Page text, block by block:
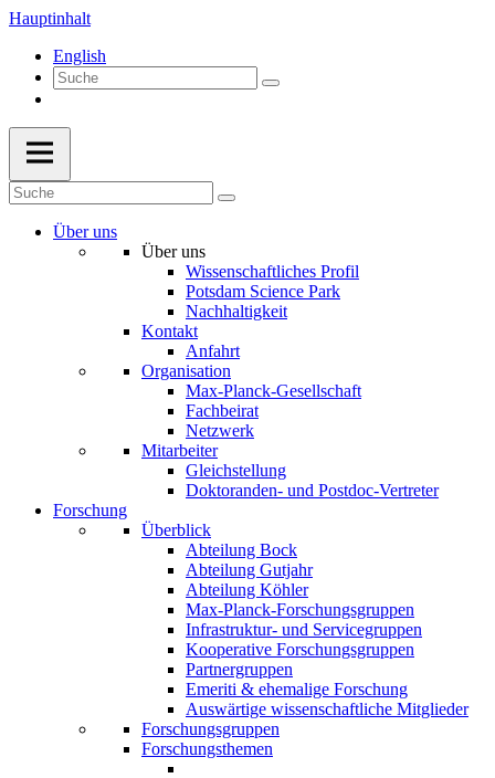
Hauptinhalt
English
Über uns
Über uns
Wissenschaftliches Profil
Potsdam Science Park
Nachhaltigkeit
Kontakt
Anfahrt
Organisation
Max-Planck-Gesellschaft
Fachbeirat
Netzwerk
Mitarbeiter
Gleichstellung
Doktoranden- und Postdoc-Vertreter
Forschung
Überblick
Abteilung Bock
Abteilung Gutjahr
Abteilung Köhler
Max-Planck-Forschungsgruppen
Infrastruktur- und Servicegruppen
Kooperative Forschungsgruppen
Partnergruppen
Emeriti & ehemalige Forschung
Auswärtige wissenschaftliche Mitglieder
Forschungsgruppen
Forschungsthemen